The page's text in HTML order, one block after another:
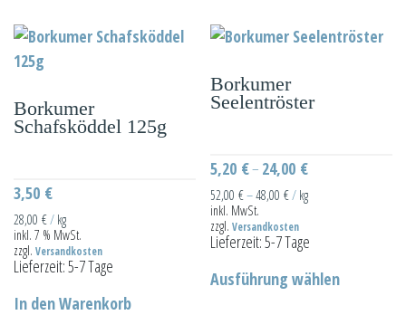
Borkumer
Schafsköddel 125g
3,50 €
28,00 €/ kg
inkl. 7 % MwSt.
zzgl. Versandkosten
Lieferzeit:5-7 Tage
In den Warenkorb
Borkumer
Seelentröster
5,20 €– 24,00 €
52,00€–48,00€/ kg
inkl. MwSt.
zzgl.Versandkosten
Lieferzeit:5-7 Tage
Ausführung wählenProdukt